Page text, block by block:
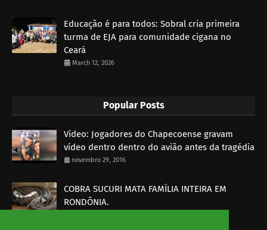
Educação é para todos: Sobral cria primeira
turma de EJA para comunidade cigana no
Ceará
March 12, 2026
Popular Posts
Vídeo: Jogadores do Chapecoense gravam
vídeo dentro dentro do avião antes da tragédia
novembro 29, 2016
COBRA SUCURI MATA FAMÍLIA INTEIRA EM
RONDÔNIA.